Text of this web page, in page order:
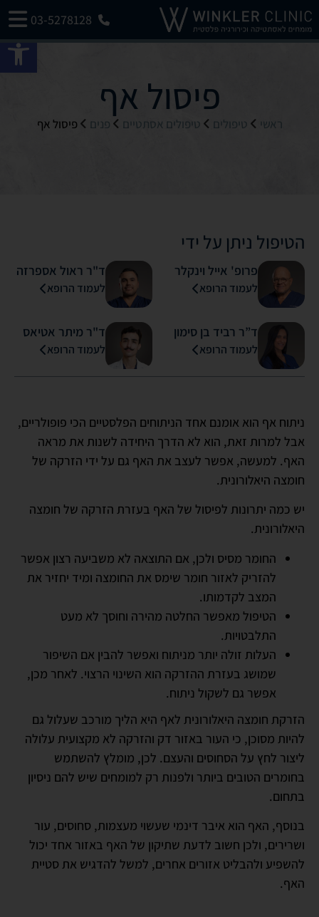
03-5278128
פיסול אף
ראשי טיפולים טיפולים אסתטיים פנים פיסול אף
הטיפול ניתן על ידי
פרופ' אייל וינקלר
לעמוד הרופא
ד"ר ראול אספרזה
לעמוד הרופא
ד”ר רביד בן סימון
לעמוד הרופא
ד"ר מיתר אטיאס
לעמוד הרופא
ניתוח אף הוא אומנם אחד הניתוחים הפלסטיים הכי פופולריים,
אבל למרות זאת, הוא לא הדרך היחידה לשנות את מראה
האף. למעשה, אפשר לעצב את האף גם על ידי הזרקה של
חומצה היאלורונית.
יש כמה יתרונות לפיסול של האף בעזרת הזרקה של חומצה
היאלורונית.
החומר מסיס ולכן, אם התוצאה לא משביעה רצון אפשר
להזריק לאזור חומר שימס את החומצה ומיד יחזיר את
המצב לקדמותו.
הטיפול מאפשר החלטה מהירה וחוסך לא מעט
התלבטויות.
העלות זולה יותר מניתוח ואפשר להבין אם השיפור
שמושג בעזרת ההזרקה הוא השינוי הרצוי. לאחר מכן,
אפשר גם לשקול ניתוח.
הזרקת חומצה היאלורונית לאף היא הליך מורכב שעלול גם
להיות מסוכן, כי העור באזור דק והזרקה לא מקצועית עלולה
ליצור לחץ על הסחוסים והעצם. לכן, מומלץ להשתמש
בחומרים הטובים ביותר ולפנות רק למומחים שיש להם ניסיון
בתחום.
בנוסף, האף הוא איבר דינמי שעשוי מעצמות, סחוסים, עור
ושרירים, ולכן חשוב לדעת שתיקון של האף באזור אחד יכול
להשפיע ולהבליט אזורים אחרים, למשל להדגיש את סטיית
האף.